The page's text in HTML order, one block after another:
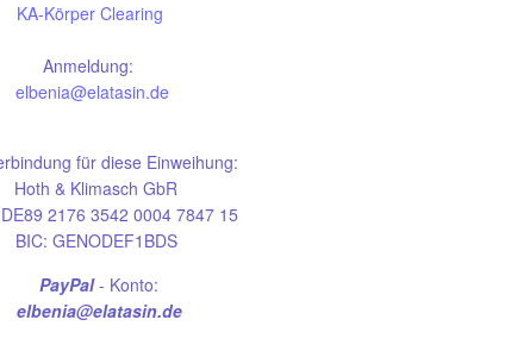
KA-Körper Clearing
Anmeldung:
elbenia@elatasin.de
für diese Einweihung:
Hoth & Klimasch GbR
2176 3542 0004 7847 15
BIC: GENODEF1BDS
PayPal- Konto:
elbenia@elatasin.de